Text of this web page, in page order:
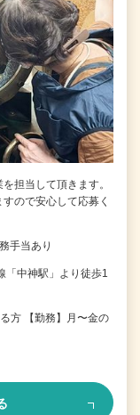
担当して頂きます。
ので安心して応募く
手当あり
「中神駅」より徒歩1
方 【勤務】月〜金の